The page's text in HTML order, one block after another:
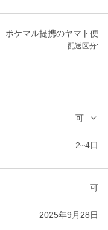
ポケマル提携のヤマト便
配送区分:
可
2~4日
可
2025年9月28日